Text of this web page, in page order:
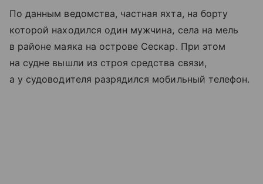
По данным ведомства, частная яхта, на борту
которой находился один мужчина, села на мель
в районе маяка на острове Сескар. При этом
на судне вышли из строя средства связи,
а у судоводителя разрядился мобильный телефон.